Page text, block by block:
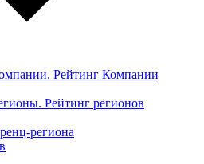
Рейтинг Компании
Рейтинг регионов
региона